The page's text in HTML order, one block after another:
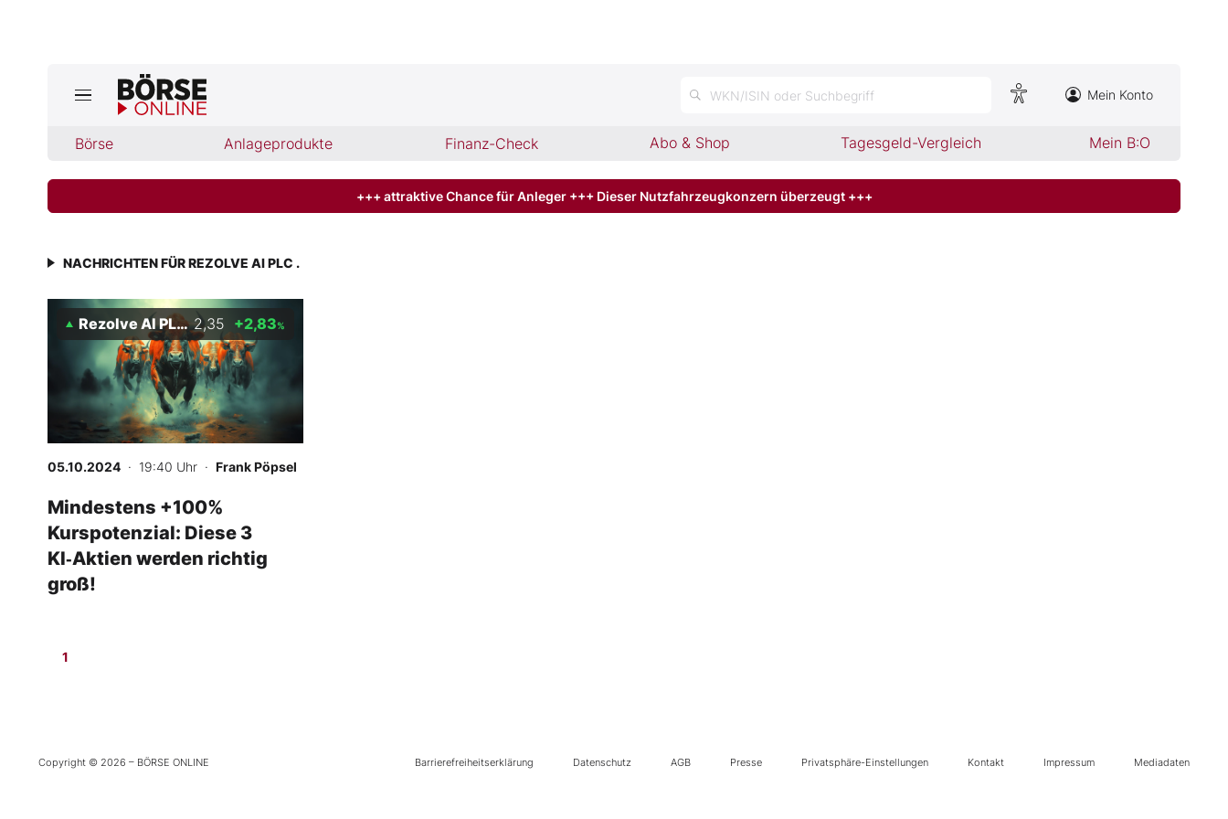
WKN/ISIN oder Suchbegriff Mein Konto
Börse Anlageprodukte Finanz-Check Abo & Shop Tagesgeld-Vergleich Mein B:O
Jetzt aktuelle Ausgabe BÖRSE ONLINE lesen
Abo & Shop
BO-Musterdepots
Experten
Mein Konto
+++ attraktive Chance für Anleger +++ Dieser Nutzfahrzeugkonzern überzeugt +++
NACHRICHTEN FÜR REZOLVE AI PLC .
Rezolve AI PLC . 2,35 +2,83%
05.10.2024 · 19:40 Uhr · Frank Pöpsel
Mindestens +100%
Kurspotenzial: Diese 3
KI‑Aktien werden richtig
groß!
1
Copyright © 2026 – BÖRSE ONLINE Barrierefreiheitserklärung Datenschutz AGB Presse Privatsphäre-Einstellungen Kontakt Impressum Mediadaten